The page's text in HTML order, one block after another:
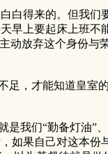
得来的。但我们
早上要起床上班不
动放弃这个身份与
，才能知道皇室
我们“勤备灯油”
如果自己对这本份